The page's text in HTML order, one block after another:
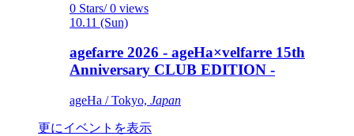
0 Stars/ 0 views
10.11 (Sun)
agefarre 2026 - ageHa×velfarre 15th
Anniversary CLUB EDITION -
ageHa / Tokyo, Japan
更にイベントを表示